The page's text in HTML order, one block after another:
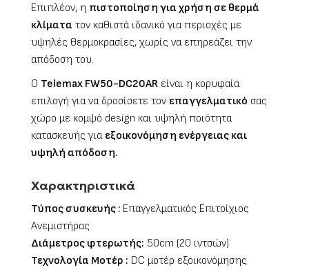
Επιπλέον, η πιστοποίηση για χρήση σε θερμά
κλίματα τον καθιστά ιδανικό για περιοχές με
υψηλές θερμοκρασίες, χωρίς να επηρεάζει την
απόδοση του.
Ο Telemax FW50-DC20AR είναι η κορυφαία
επιλογή για να δροσίσετε τον επαγγελματικό σας
χώρο με κομψό design και υψηλή ποιότητα
κατασκευής για εξοικονόμηση ενέργειας και
υψηλή απόδοση.
Χαρακτηριστικά
Τύπος συσκευής : Επαγγελματικός Επιτοίχιος
Ανεμιστήρας
Διάμετρος φτερωτής: 50cm (20 ιντσών)
Τεχνολογία Μοτέρ : DC μοτέρ εξοικονόμησης